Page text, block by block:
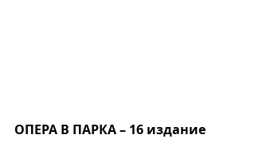
ОПЕРА В ПАРКА – 16 издание